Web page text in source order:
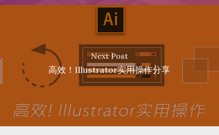
Next Post
高效！Illustrator实用操作分享